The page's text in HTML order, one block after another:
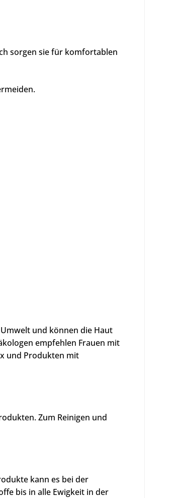
sorgen sie für komfortablen
und können die Haut
empfehlen Frauen mit
und Produkten mit
Zum Reinigen und
kann es bei der
bis in alle Ewigkeit in der